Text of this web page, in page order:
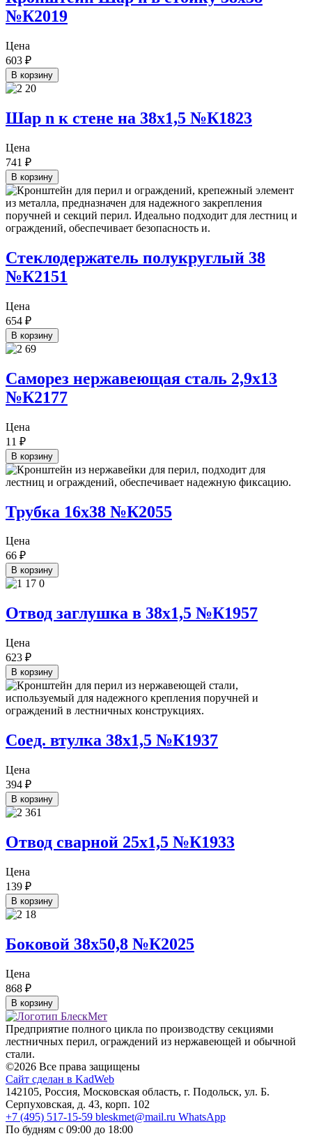
№К2019
Цена
603 ₽
В корзину
Шар n к стене на 38х1,5 №К1823
Цена
741 ₽
В корзину
Стеклодержатель полукруглый 38
№К2151
Цена
654 ₽
В корзину
Саморез нержавеющая сталь 2,9х13
№К2177
Цена
11 ₽
В корзину
Трубка 16х38 №К2055
Цена
66 ₽
В корзину
Отвод заглушка в 38х1,5 №К1957
Цена
623 ₽
В корзину
Соед. втулка 38х1,5 №К1937
Цена
394 ₽
В корзину
Отвод сварной 25х1,5 №К1933
Цена
139 ₽
В корзину
Боковой 38х50,8 №К2025
Цена
868 ₽
В корзину
Предприятие полного цикла по производству секциями
лестничных перил, ограждений из нержавеющей и обычной
стали.
©2026 Все права защищены
Сайт сделан в KadWeb
142105, Россия, Московская область, г. Подольск, ул. Б.
Серпуховская, д. 43, корп. 102
+7 (495) 517-15-59 bleskmet@mail.ru WhatsApp
По будням с 09:00 до 18:00